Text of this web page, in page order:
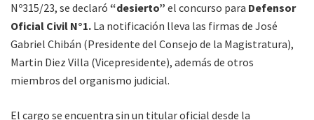
Nº315/23, se declaró “desierto” el concurso para Defensor
Oficial Civil N°1. La notificación lleva las firmas de José
Gabriel Chibán (Presidente del Consejo de la Magistratura),
Martin Diez Villa (Vicepresidente), además de otros
miembros del organismo judicial.
El cargo se encuentra sin un titular oficial desde la